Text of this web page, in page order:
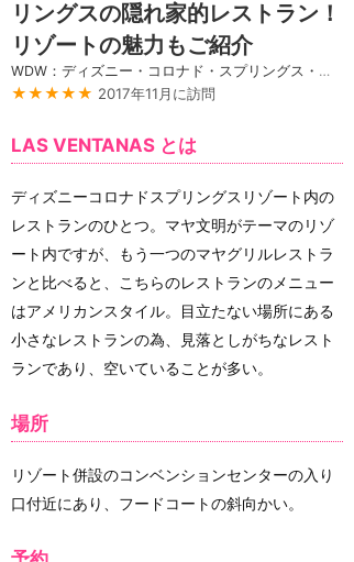
リングスの隠れ家的レストラン！
リゾートの魅力もご紹介
WDW：ディズニー・コロナド・スプリングス・リゾート
★★★★★ 2017年11月に訪問
LAS VENTANAS とは
ディズニーコロナドスプリングスリゾート内の
レストランのひとつ。マヤ文明がテーマのリゾ
ート内ですが、もう一つのマヤグリルレストラ
ンと比べると、こちらのレストランのメニュー
はアメリカンスタイル。目立たない場所にある
小さなレストランの為、見落としがちなレスト
ランであり、空いていることが多い。
場所
リゾート併設のコンベンションセンターの入り
口付近にあり、フードコートの斜向かい。